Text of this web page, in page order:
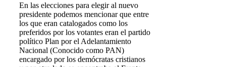
En las elecciones para elegir al nuevo
presidente podemos mencionar que entre
los que eran catalogados como los
preferidos por los votantes eran el partido
político Plan por el Adelantamiento
Nacional (Conocido como PAN)
encargado por los demócratas cristianos